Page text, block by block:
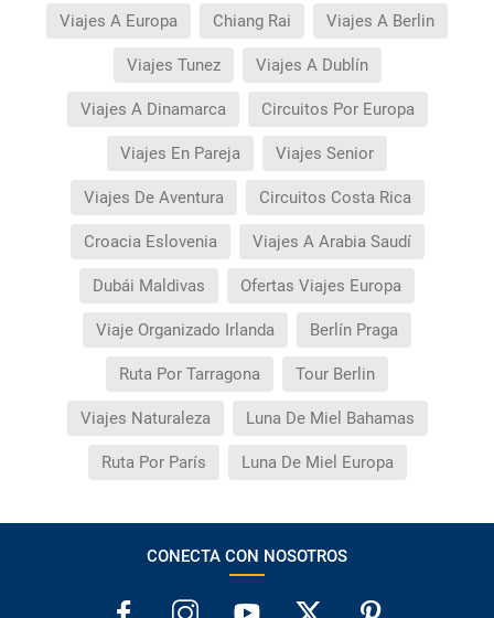
Viajes A Europa Chiang Rai Viajes A Berlin
Viajes Tunez Viajes A Dublín
Viajes A Dinamarca Circuitos Por Europa
Viajes En Pareja Viajes Senior
Viajes De Aventura Circuitos Costa Rica
Croacia Eslovenia Viajes A Arabia Saudí
Dubái Maldivas Ofertas Viajes Europa
Viaje Organizado Irlanda Berlín Praga
Ruta Por Tarragona Tour Berlin
Viajes Naturaleza Luna De Miel Bahamas
Ruta Por París Luna De Miel Europa
CONECTA CON NOSOTROS